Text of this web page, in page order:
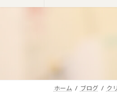
ッ
移
ホーム ブログ ク